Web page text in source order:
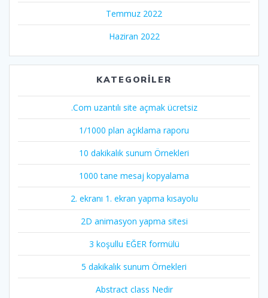
Temmuz 2022
Haziran 2022
KATEGORILER
.Com uzantılı site açmak ücretsiz
1/1000 plan açıklama raporu
10 dakikalık sunum Örnekleri
1000 tane mesaj kopyalama
2. ekranı 1. ekran yapma kısayolu
2D animasyon yapma sitesi
3 koşullu EĞER formülü
5 dakikalık sunum Örnekleri
Abstract class Nedir